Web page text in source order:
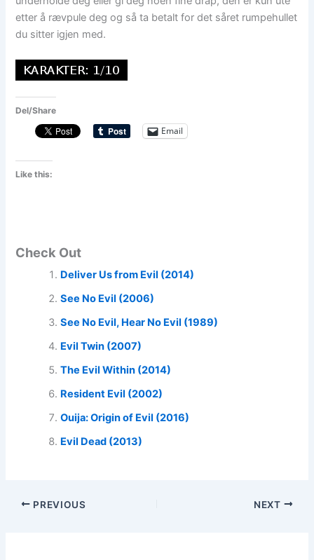
etter å rævpule deg og så ta betalt for det såret rumpehullet
du sitter igjen med.
Del/Share
Email
Like this:
Check Out
Deliver Us from Evil (2014)
See No Evil (2006)
See No Evil, Hear No Evil (1989)
Evil Twin (2007)
The Evil Within (2014)
Resident Evil (2002)
Ouija: Origin of Evil (2016)
Evil Dead (2013)
PREVIOUS NEXT